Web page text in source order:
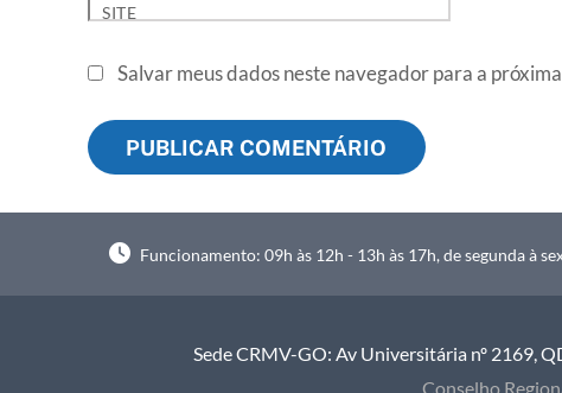
SITE
Salvar meus dados neste navegador para a
Funcionamento: 09h às 12h - 13h às 17h, de segunda à
Sede CRMV-GO: Av Universitária nº 2169,
Conselho